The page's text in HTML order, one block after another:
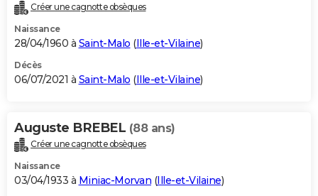
Créer une cagnotte obsèques
Naissance
28/04/1960 à Saint-Malo (Ille-et-Vilaine)
Décès
06/07/2021 à Saint-Malo (Ille-et-Vilaine)
Auguste BREBEL (88 ans)
Créer une cagnotte obsèques
Naissance
03/04/1933 à Miniac-Morvan (Ille-et-Vilaine)